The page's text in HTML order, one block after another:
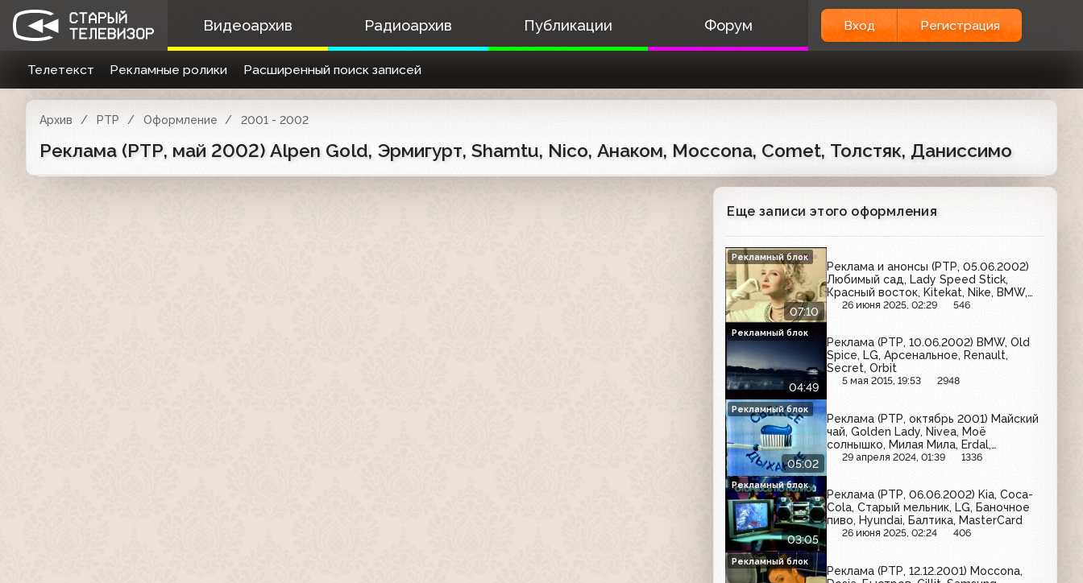
Видеоархив Радиоархив Публикации Форум Вход Регистрация
Телетекст Рекламные ролики Расширенный поиск записей
Архив РТР Оформление 2001 - 2002
Реклама (РТР, май 2002) Alpen Gold, Эрмигурт, Shamtu, Nico, Анаком, Moccona, Comet, Толстяк, Даниссимо
Еще записи этого оформления
07:10
Реклама и анонсы (РТР, 05.06.2002)
Любимый сад, Lady Speed Stick,
Красный восток, Kitekat, Nike, BMW,
Балтимор, Hochland, LG, Би+,
26 июня 2025, 02:29 546
Рекламный блок
04:49
Реклама (РТР, 10.06.2002) BMW, Old
Spice, LG, Арсенальное, Renault,
Secret, Orbit
5 мая 2015, 19:53 2948
Рекламный блок
05:02
Реклама (РТР, октябрь 2001) Майский
чай, Golden Lady, Nivea, Моё
солнышко, Милая Мила, Erdal,
Держава, Aquafresh, Дарья, Diadem,
Sprite
29 апреля 2024, 01:39 1336
Рекламный блок
03:05
Реклама (РТР, 06.06.2002) Kia, Coca-
Cola, Старый мельник, LG, Баночное
пиво, Hyundai, Балтика, MasterCard
26 июня 2025, 02:24 406
Рекламный блок
Реклама (РТР, 12.12.2001) Moccona,
Рекламный блок